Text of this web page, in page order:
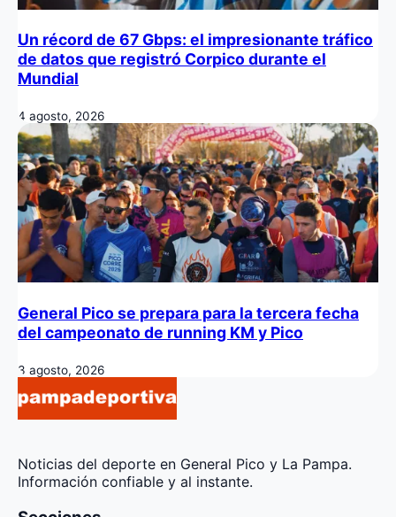
Un récord de 67 Gbps: el impresionante tráfico
de datos que registró Corpico durante el
Mundial
4 agosto, 2026
General Pico se prepara para la tercera fecha
del campeonato de running KM y Pico
3 agosto, 2026
Noticias del deporte en General Pico y La Pampa.
Información confiable y al instante.